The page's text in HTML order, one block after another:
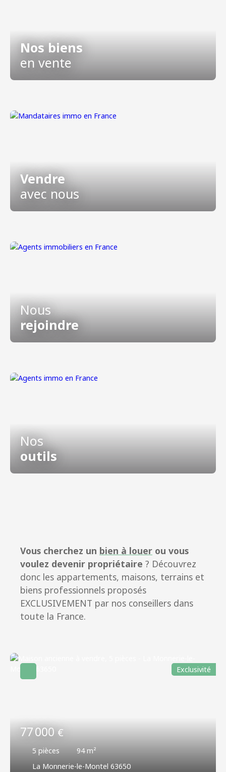
Nos biens
en vente
Vendre
avec nous
Nous
rejoindre
Nos
outils
Vous cherchez un bien à louer ou vous
voulez devenir propriétaire ? Découvrez
donc les appartements, maisons, terrains et
biens professionnels proposés
EXCLUSIVEMENT par nos conseillers dans
toute la France.
77 000€
5 pièces 94m²
La Monnerie-le-Montel 63650
Exclusivité